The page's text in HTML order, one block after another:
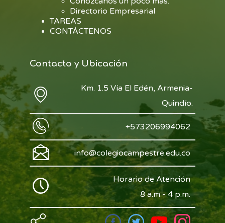
Directorio Empresarial
TAREAS
CONTÁCTENOS
Contacto y Ubicación
Km. 1.5 Vía El Edén, Armenia-
Quindío.
+573206994062
info@colegiocampestre.edu.co
Horario de Atención
8 a.m - 4 p.m.